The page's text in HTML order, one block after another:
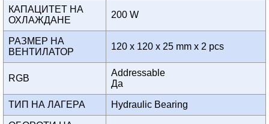
КАПАЦИТЕТ НА
ОХЛАЖДАНЕ
200 W
РАЗМЕР НА
ВЕНТИЛАТОР
120 x 120 x 25 mm x 2 pcs
RGB
Addressable
Да
ТИП НА ЛАГЕРА Hydraulic Bearing